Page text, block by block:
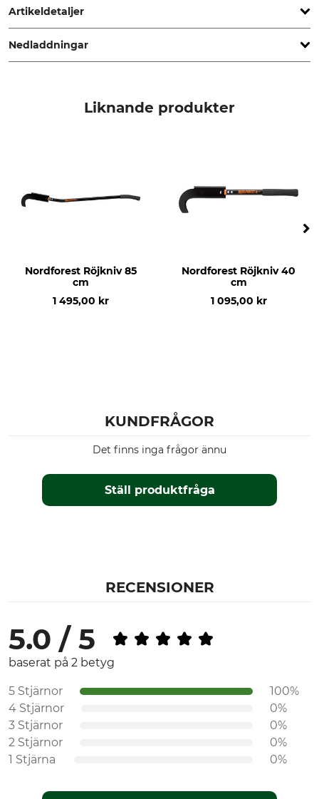
Artikeldetaljer
Märke
Byström Form AB
Draganordning
Made in Sweden
Nedladdningar
Liknande produkter
Nordforest Röjkniv 85
cm
1 495,00 kr
Nordforest Röjkniv 40
cm
1 095,00 kr
KUNDFRÅGOR
Ställ produktfråga
Det finns inga frågor ännu
RECENSIONER
5.0 / 5
baserat på 2 betyg
5 Stjärnor
100%
4 Stjärnor
0%
3 Stjärnor
0%
2 Stjärnor
0%
1 Stjärna
0%